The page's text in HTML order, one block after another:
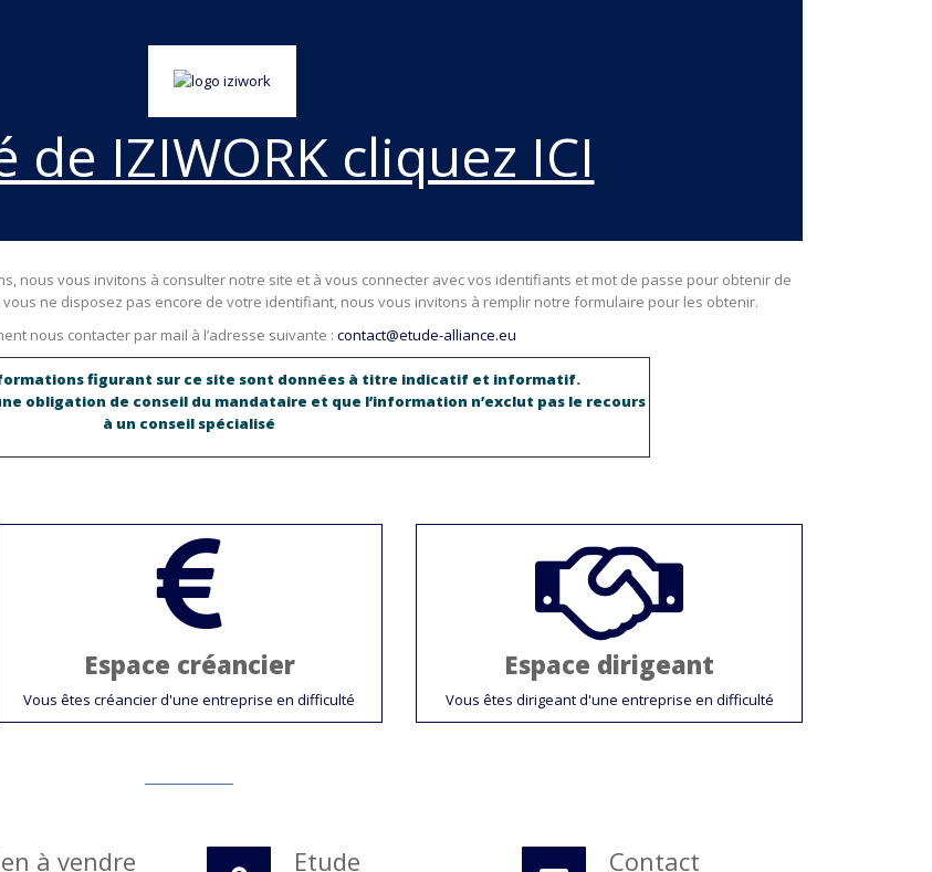
de IZIWORK cliquez ICI
nous vous invitons à consulter notre site et à vous connecter avec vos identifiants et mot de passe pour obtenir de
ne disposez pas encore de votre identifiant, nous vous invitons à remplir notre formulaire pour les obtenir.
nous contacter par mail à l’adresse suivante : contact@etude-alliance.eu
figurant sur ce site sont données à titre indicatif et informatif.
obligation de conseil du mandataire et que l’information n’exclut pas le recours
à un conseil spécialisé
Espace créancier
Vous êtes créancier d'une entreprise en difficulté
Espace dirigeant
Vous êtes dirigeant d'une entreprise en difficulté
à vendre Etude Contact